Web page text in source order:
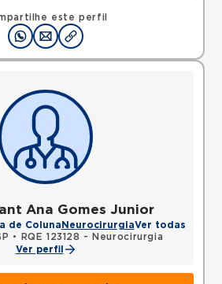
este perfil
Ana Gomes Junior
de Coluna NeurocirurgiaVer todas
•
RQE 123128 - Neurocirurgia
Ver perfil